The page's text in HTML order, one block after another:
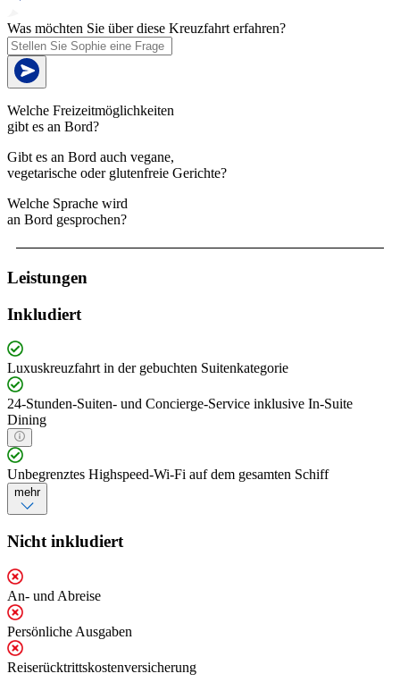
Was möchten Sie über diese Kreuzfahrt erfahren?
Welche Freizeitmöglichkeiten
gibt es an Bord?
Gibt es an Bord auch vegane,
vegetarische oder glutenfreie Gerichte?
Welche Sprache wird
an Bord gesprochen?
Leistungen
Inkludiert
Luxuskreuzfahrt in der gebuchten Suitenkategorie
24-Stunden-Suiten- und Concierge-Service inklusive In-Suite
Dining
Unbegrenztes Highspeed-Wi-Fi auf dem gesamten Schiff
mehr
Nicht inkludiert
An- und Abreise
Persönliche Ausgaben
Reiserücktrittskostenversicherung